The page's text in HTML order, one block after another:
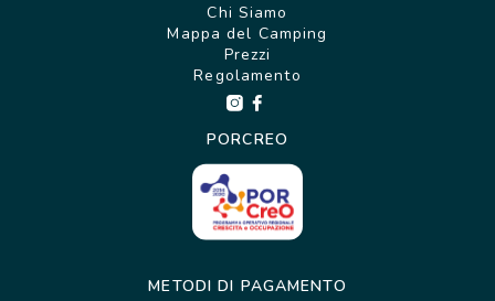
Chi Siamo
Mappa del Camping
Prezzi
Regolamento
PORCREO
METODI DI PAGAMENTO